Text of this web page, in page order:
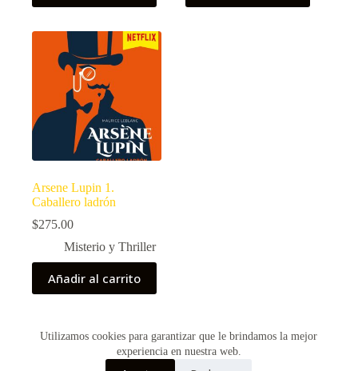
Utilizamos cookies para garantizar que le brindamos la mejor
experiencia en nuestra web.
Arsene Lupin 1.
Caballero ladrón
$275.00
Misterio y Thriller
Añadir al carrito
Copyright © 2026 - Creado por Historias de Bolsillo